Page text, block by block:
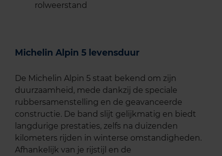
rolweerstand
Michelin Alpin 5 levensduur
De Michelin Alpin 5 staat bekend om zijn
duurzaamheid, mede dankzij de speciale
rubbersamenstelling en de geavanceerde
constructie. De band slijt gelijkmatig en biedt
langdurige prestaties, zelfs na duizenden
kilometers rijden in winterse omstandigheden.
Afhankelijk van je rijstijl en de